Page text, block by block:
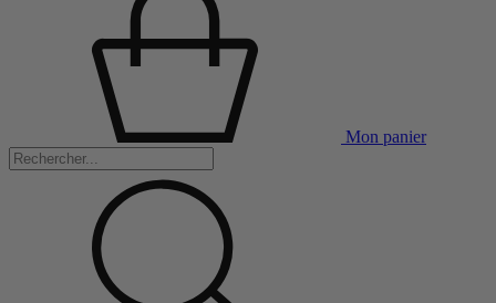
Mon panier